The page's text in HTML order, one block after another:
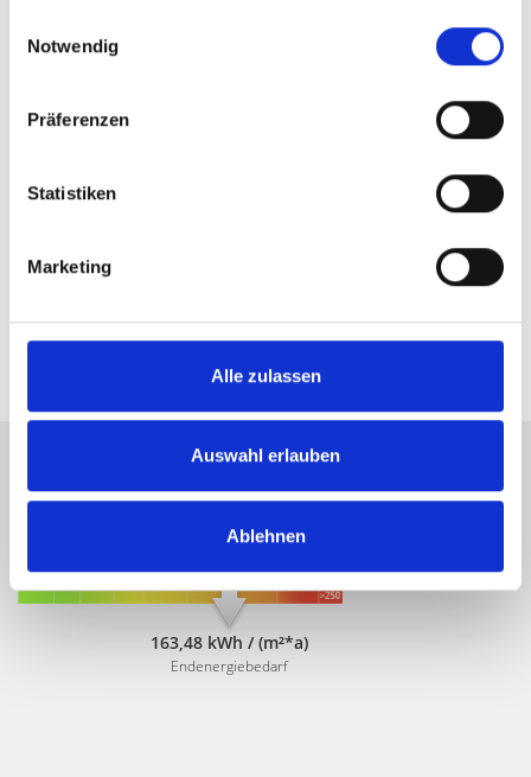
Notwendig
Präferenzen
Statistiken
Marketing
Alle zulassen
Auswahl erlauben
Ablehnen
Telefon: +49 911 131 605-0
Telefax: +49 89 230696244
Online Wertermittlung
Energieausweis (Bedarfsausweis)
163,48 kWh / (m²*a)
Endenergiebedarf